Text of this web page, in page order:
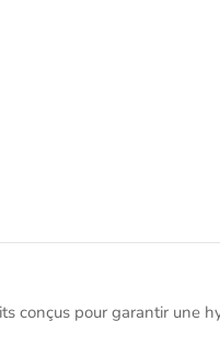
conçus pour garantir une